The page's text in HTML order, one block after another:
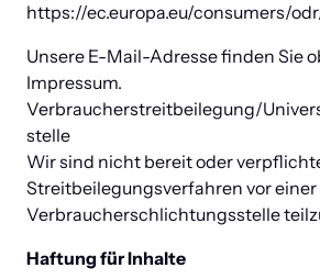
https://ec.europa.eu/consumers/
Unsere E-Mail-Adresse finden Sie
Impressum.
Verbraucher­streit­beilegung/
stelle
Wir sind nicht bereit oder
Streitbeilegungsverfahren vor einer
Verbraucherschlichtungsstelle
Haftung für Inhalte